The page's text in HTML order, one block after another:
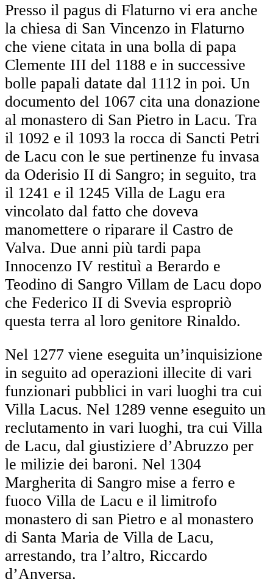
Presso il pagus di Flaturno vi era anche
la chiesa di San Vincenzo in Flaturno
che viene citata in una bolla di papa
Clemente III del 1188 e in successive
bolle papali datate dal 1112 in poi. Un
documento del 1067 cita una donazione
al monastero di San Pietro in Lacu. Tra
il 1092 e il 1093 la rocca di Sancti Petri
de Lacu con le sue pertinenze fu invasa
da Oderisio II di Sangro; in seguito, tra
il 1241 e il 1245 Villa de Lagu era
vincolato dal fatto che doveva
manomettere o riparare il Castro de
Valva. Due anni più tardi papa
Innocenzo IV restituì a Berardo e
Teodino di Sangro Villam de Lacu dopo
che Federico II di Svevia espropriò
questa terra al loro genitore Rinaldo.
Nel 1277 viene eseguita un’inquisizione
in seguito ad operazioni illecite di vari
funzionari pubblici in vari luoghi tra cui
Villa Lacus. Nel 1289 venne eseguito un
reclutamento in vari luoghi, tra cui Villa
de Lacu, dal giustiziere d’Abruzzo per
le milizie dei baroni. Nel 1304
Margherita di Sangro mise a ferro e
fuoco Villa de Lacu e il limitrofo
monastero di san Pietro e al monastero
di Santa Maria de Villa de Lacu,
arrestando, tra l’altro, Riccardo
d’Anversa.